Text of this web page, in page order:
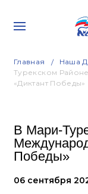
Главная Наша
Турекском
«Диктант Победы»
В Мари-
Победы»
06 сентября